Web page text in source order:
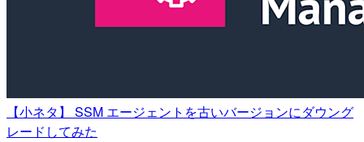
【小ネタ】 SSM エージェントを古いバージョンにダウング
レードしてみた